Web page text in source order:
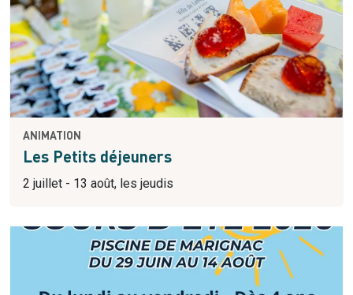
ANIMATION
Les Petits déjeuners
2 juillet - 13 août, les jeudis